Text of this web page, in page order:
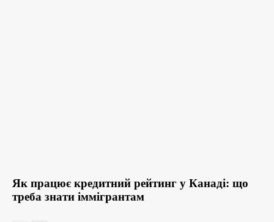
Як працює кредитний рейтинг у Канаді: що
треба знати іммігрантам